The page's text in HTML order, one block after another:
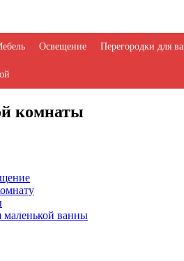
Освещение Перегородки для
комнаты
маленькой ванны